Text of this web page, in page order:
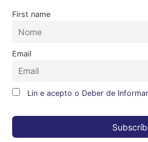
First name
Email
Lin e acepto o Deber de Informar